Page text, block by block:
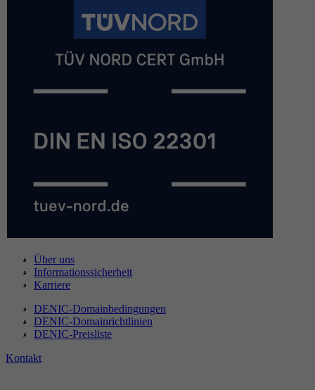
Über uns
Informationssicherheit
Karriere
DENIC-Domainbedingungen
DENIC-Domainrichtlinien
DENIC-Preisliste
Kontakt